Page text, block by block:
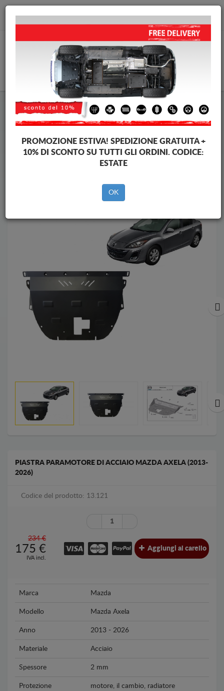
info@piastraparamotore.com
Piastra paramotore di acciaio Mazda
Piastra paramotore di acciaio Mazda Axela
Brands
Brands
PIASTRA PARAMOTORE DI ACCIAIO MAZDA AXELA (2013-
2026)
Codice del prodotto: 13.121
234 €
175 €
IVA incl.
Aggiungi al carello
Marca Mazda
Modello Mazda Axela
Anno 2013 - 2026
Materiale Acciaio
Spessore 2 mm
Protezione motore, il cambio, radiatore
PROMOZIONE ESTIVA! SPEDIZIONE GRATUITA +
10% DI SCONTO SU TUTTI GLI ORDINI. CODICE:
ESTATE
OK